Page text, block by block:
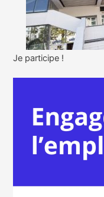
Je participe !